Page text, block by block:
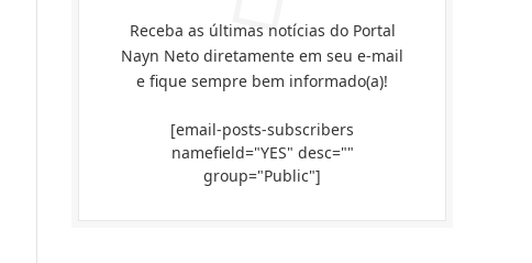
Receba as últimas notícias do Portal
Nayn Neto diretamente em seu e-mail
e fique sempre bem informado(a)!
[email-posts-subscribers
namefield="YES" desc=""
group="Public"]